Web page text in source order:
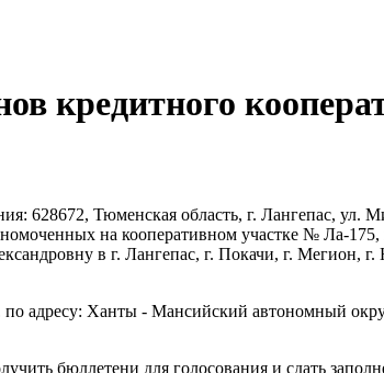
кредитного
628672, Тюменская область, г. Лангепас,
на кооперативном участке № Ла-175,
в г. Лангепас, г. Покачи, г. Мегион, г.
по адресу: Ханты - Мансийский автономный
бюллетени для голосования и сдать